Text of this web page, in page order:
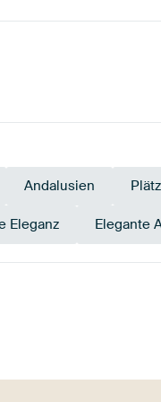
Andalusien
Eleganz Elegante